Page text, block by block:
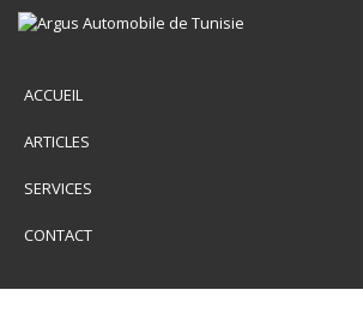
ACCUEIL
ARTICLES
SERVICES
CONTACT